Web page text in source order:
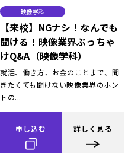
映像学科
【来校】NGナシ！なんでも
聞ける！映像業界ぶっちゃ
けQ&A（映像学科）
就活、働き方、お金のことまで、聞
きたくても聞けない映像業界のホン
トの...
申し込む 詳しく見る